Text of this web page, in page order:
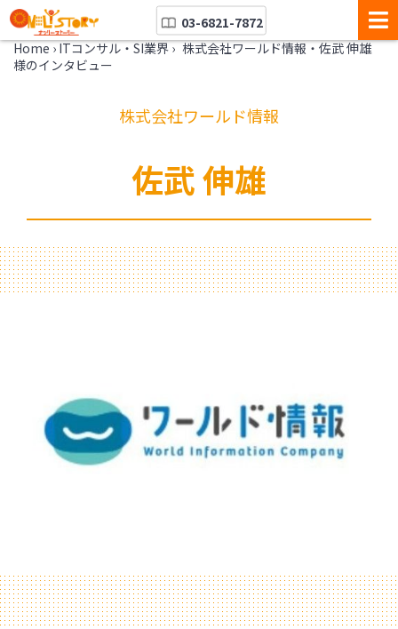
03-6821-7872
Home › ITコンサル・SI業界 › 株式会社ワールド情報・佐武 伸雄
様のインタビュー
株式会社ワールド情報
佐武 伸雄